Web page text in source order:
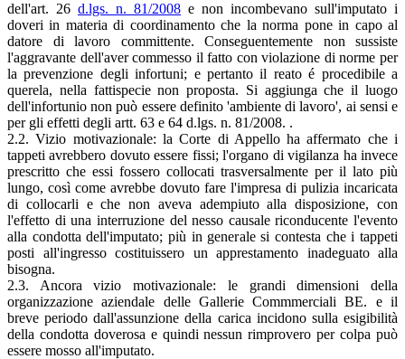
dell'art. 26 d.lgs. n. 81/2008 e non incombevano sull'imputato i
doveri in materia di coordinamento che la norma pone in capo al
datore di lavoro committente. Conseguentemente non sussiste
l'aggravante dell'aver commesso il fatto con violazione di norme per
la prevenzione degli infortuni; e pertanto il reato é procedibile a
querela, nella fattispecie non proposta. Si aggiunga che il luogo
dell'infortunio non può essere definito 'ambiente di lavoro', ai sensi e
per gli effetti degli artt. 63 e 64 d.lgs. n. 81/2008. .
2.2. Vizio motivazionale: la Corte di Appello ha affermato che i
tappeti avrebbero dovuto essere fissi; l'organo di vigilanza ha invece
prescritto che essi fossero collocati trasversalmente per il lato più
lungo, così come avrebbe dovuto fare l'impresa di pulizia incaricata
di collocarli e che non aveva adempiuto alla disposizione, con
l'effetto di una interruzione del nesso causale riconducente l'evento
alla condotta dell'imputato; più in generale si contesta che i tappeti
posti all'ingresso costituissero un apprestamento inadeguato alla
bisogna.
2.3. Ancora vizio motivazionale: le grandi dimensioni della
organizzazione aziendale delle Gallerie Commmerciali BE. e il
breve periodo dall'assunzione della carica incidono sulla esigibilità
della condotta doverosa e quindi nessun rimprovero per colpa può
essere mosso all'imputato.